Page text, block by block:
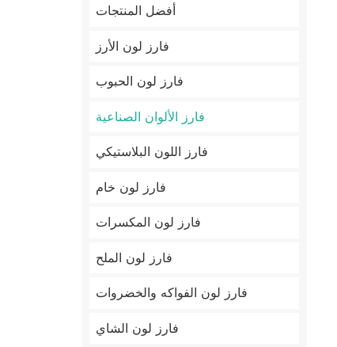
أفضل المنتجات
فارز لون الأرز
فارز لون الحبوب
فارز الألوان الصناعية
فارز اللون البلاستيكي
فارز لون خام
فارز لون المكسرات
فارز لون الملح
فارز لون الفواكه والخضروات
فارز لون الشاي